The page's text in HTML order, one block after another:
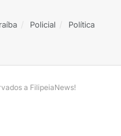
Policial Política
a FilipeiaNews!